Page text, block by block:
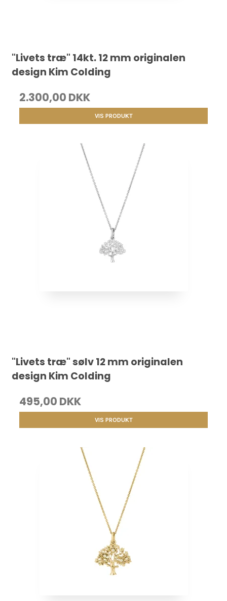
"Livets træ" 14kt. 12 mm originalen
design Kim Colding
2.300,00 DKK
VIS PRODUKT
"Livets træ" sølv 12 mm originalen
design Kim Colding
495,00 DKK
VIS PRODUKT